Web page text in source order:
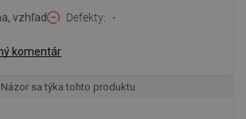
vzhľad Defekty -
komentár
Názor sa týka tohto produktu